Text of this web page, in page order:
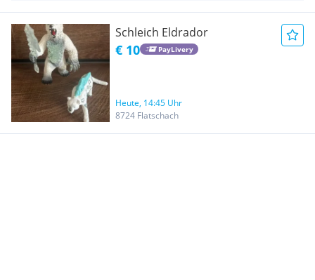
Schleich Eldrador
€ 10 PayLivery
Heute, 14:45 Uhr
8724 Flatschach